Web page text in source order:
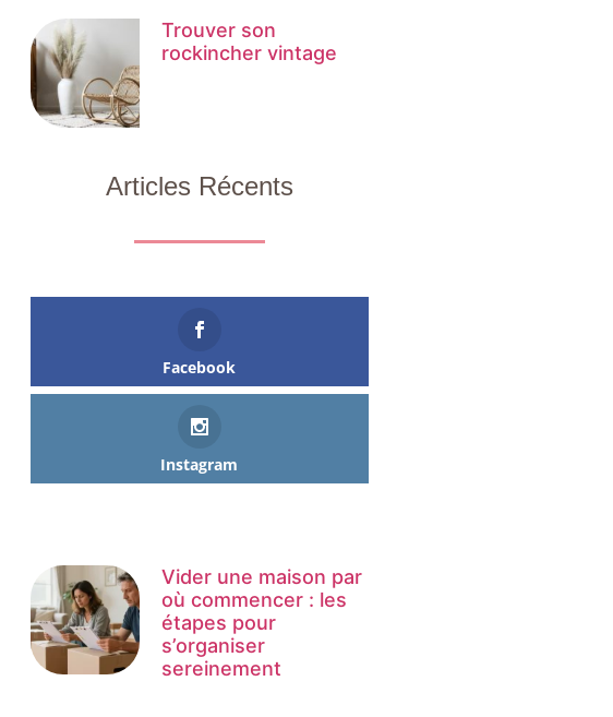
Trouver son
rockincher vintage
Articles Récents
Facebook
Instagram
Vider une maison par
où commencer : les
étapes pour
s’organiser
sereinement